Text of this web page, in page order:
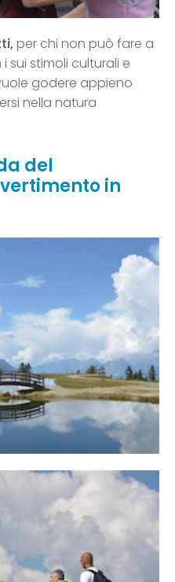
per chi non può fare a
sui stimoli culturali e
godere appieno
nella natura
del
in